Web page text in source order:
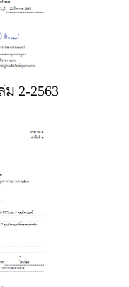
ม 2-2563